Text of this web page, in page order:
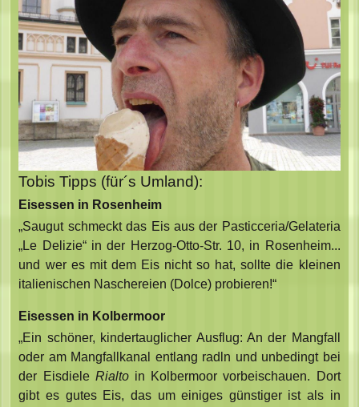
Tobis Tipps (für´s Umland):
Eisessen in Rosenheim
„Saugut schmeckt das Eis aus der Pasticceria/Gelateria
„Le Delizie“ in der Herzog-Otto-Str. 10, in Rosenheim...
und wer es mit dem Eis nicht so hat, sollte die kleinen
italienischen Naschereien (Dolce) probieren!“
Eisessen in Kolbermoor
„Ein schöner, kindertauglicher Ausflug: An der Mangfall
oder am Mangfallkanal entlang radln und unbedingt bei
der Eisdiele Rialtoin Kolbermoor vorbeischauen. Dort
gibt es gutes Eis, das um einiges günstiger ist als in